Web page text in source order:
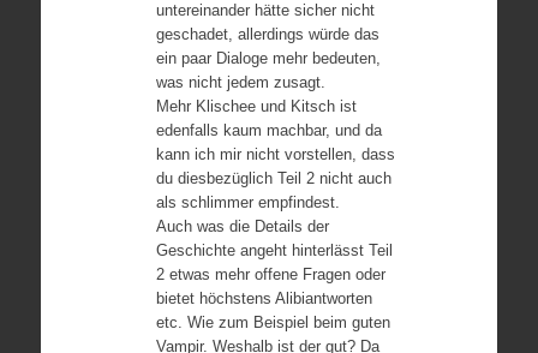
untereinander hätte sicher nicht
geschadet, allerdings würde das
ein paar Dialoge mehr bedeuten,
was nicht jedem zusagt.
Mehr Klischee und Kitsch ist
edenfalls kaum machbar, und da
kann ich mir nicht vorstellen, dass
du diesbezüglich Teil 2 nicht auch
als schlimmer empfindest.
Auch was die Details der
Geschichte angeht hinterlässt Teil
2 etwas mehr offene Fragen oder
bietet höchstens Alibiantworten
etc. Wie zum Beispiel beim guten
Vampir. Weshalb ist der gut? Da